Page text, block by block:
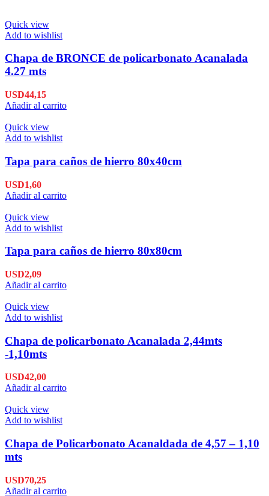
Quick view
Add to wishlist
Chapa de BRONCE de policarbonato Acanalada
4.27 mts
USD44,15
Añadir al carrito
Quick view
Add to wishlist
Tapa para caños de hierro 80x40cm
USD1,60
Añadir al carrito
Quick view
Add to wishlist
Tapa para caños de hierro 80x80cm
USD2,09
Añadir al carrito
Quick view
Add to wishlist
Chapa de policarbonato Acanalada 2,44mts
-1,10mts
USD42,00
Añadir al carrito
Quick view
Add to wishlist
Chapa de Policarbonato Acanaldada de 4,57 – 1,10
mts
USD70,25
Añadir al carrito